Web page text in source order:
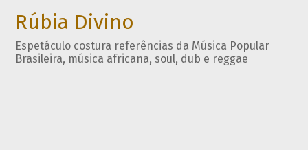
Rúbia Divino
Espetáculo costura referências da Música Popular
Brasileira, música africana, soul, dub e reggae